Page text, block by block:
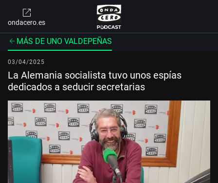
ondacero.es
MÁS DE UNO VALDEPEÑAS
03/04/2025
La Alemania socialista tuvo unos espías
dedicados a seducir secretarias